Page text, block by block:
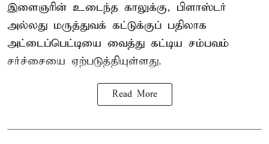
இளைஞரின் உடைந்த காலுக்கு, பிளாஸ்டர்
அல்லது மருத்துவக் கட்டுக்குப் பதிலாக
அட்டைப்பெட்டியை வைத்து கட்டிய சம்பவம்
சர்ச்சையை ஏற்படுத்தியுள்ளது.
Read More